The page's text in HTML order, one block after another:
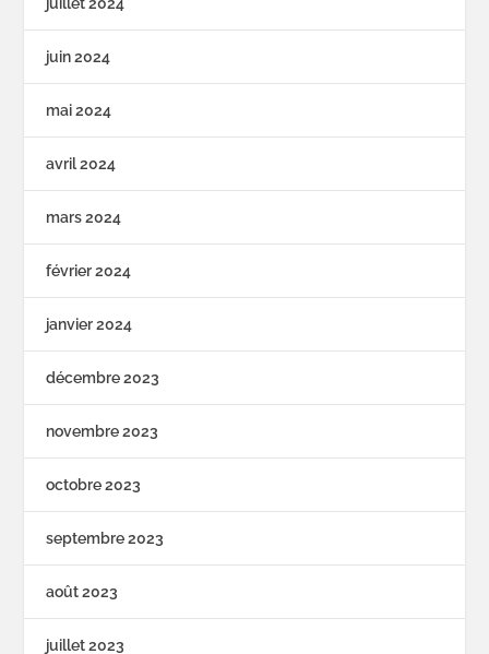
juin 2024
mai 2024
avril 2024
mars 2024
février 2024
janvier 2024
décembre 2023
novembre 2023
octobre 2023
septembre 2023
août 2023
juillet 2023